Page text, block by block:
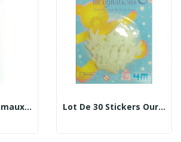
Mini Stickers Animaux Marins Lot De 30 Stickers Oursons